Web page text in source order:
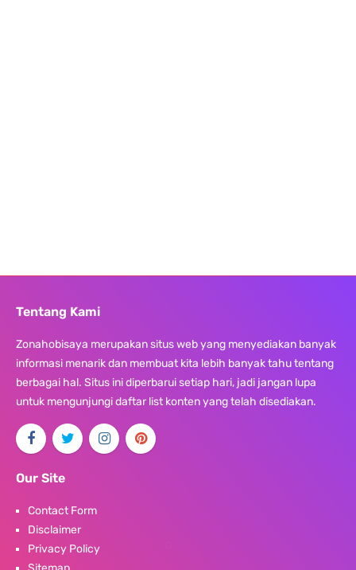
Tentang Kami
Zonahobisaya merupakan situs web yang menyediakan banyak
informasi menarik dan membuat kita lebih banyak tahu tentang
berbagai hal. Situs ini diperbarui setiap hari, jadi jangan lupa
untuk mengunjungi daftar list konten yang telah disediakan.
Our Site
Contact Form
Disclaimer
Privacy Policy